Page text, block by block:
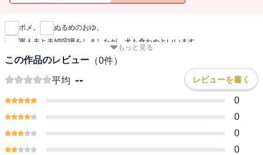
う・・・・・・！？
相思相愛の新婚カップルは果たして初めてのすれ違いを解決できる
作者より
相思相愛だけどこじれて、でもたっぷり愛し合う過程を意識しまし
た。楽しんでいただけると幸いです。
る愛妻家が大失敗をした話 七、壁の完成と帰還、そして」を収録
新刊通知
ポメ。
ぬるめのおゆ。
軍人夫と夫婦喧嘩をしましたが、犬も食わぬといいます
もっと見る
この作品のレビュー （0件）
平均 -- レビューを書く
0
0
0
0